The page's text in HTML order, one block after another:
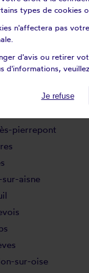
sous-coucy
le-grand
laonnois
pierrepont
sur-aisne
sur-oise
types de cookies
n'affectera pas
d'avis ou retirer
d'informations,
Je refuse